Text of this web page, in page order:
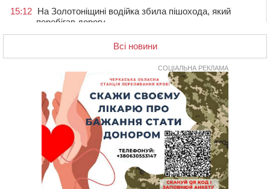
15:12 На Золотоніщині водійка збила пішохода, який
перебігав дорогу
під охорону 188-річну церкву
У Смілі біля магазину під колесами вантажівки
загинула жінка
У Черкасах пропонують для приватизації
п’ятиповерховий об’єкт у центрі міста
Не вистачає стажу для пенсії: як його докупити та що
потрібно знати
У Черкасах виявили низку недоліків у гуртожитку, де
проживають ВПО
07 СЕРПНЯ 2026, П'ЯТНИЦЯ
Всі новини
СОЦІАЛЬНА РЕКЛАМА